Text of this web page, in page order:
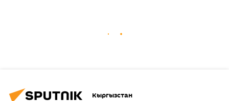
Кыргызстан